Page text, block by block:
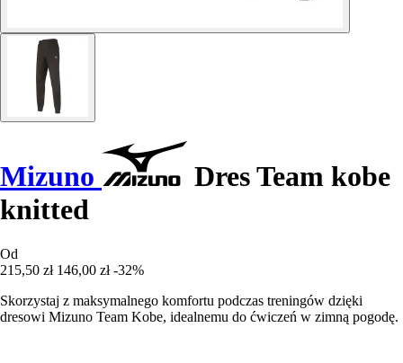
Mizuno
Dres Team kobe
knitted
Od
215,50 zł 146,00 zł -32%
Skorzystaj z maksymalnego komfortu podczas treningów dzięki
dresowi Mizuno Team Kobe, idealnemu do ćwiczeń w zimną pogodę.